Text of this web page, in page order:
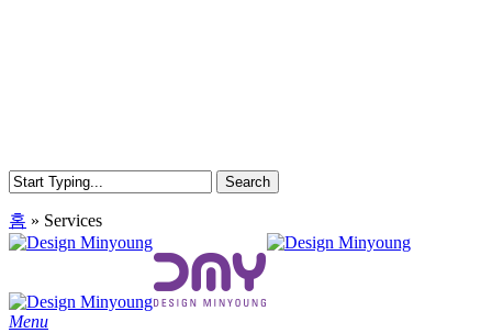
Search
Search
search
Menu
홈 » Services